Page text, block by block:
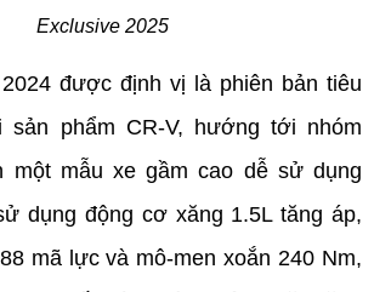
Exclusive 2025
được định vị là phiên bản tiêu
sản phẩm CR-V, hướng tới nhóm
một mẫu xe gầm cao dễ sử dụng
dụng động cơ xăng 1.5L tăng áp,
mã lực và mô-men xoắn 240 Nm,